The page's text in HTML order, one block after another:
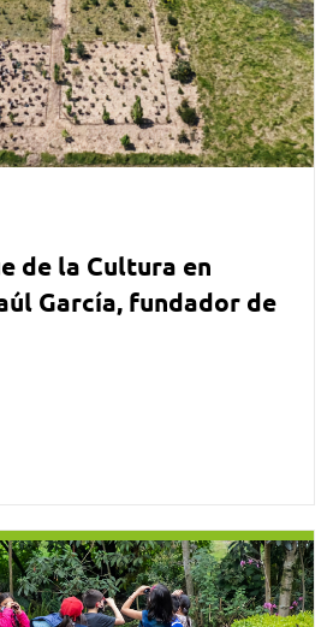
de la Cultura en
García, fundador de